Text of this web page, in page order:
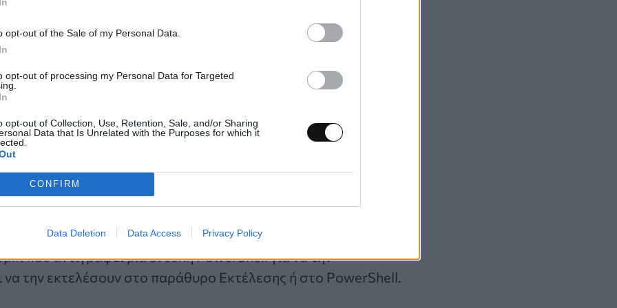
opt-out of the Sale of my Personal Data.
opt-out of processing my Personal Data for Targeted
opt-out of Collection, Use, Retention, Sale, and/or Sharing
Data that Is Unrelated with the Purposes for which it
CONFIRM
Data Deletion Data Access Privacy Policy
τομέα της υγειονομικής περίθαλψης έχουν επίσης
κακόβουλο κώδικα να ενσωματώνεται σε δημοφιλείς ιστοτόπους
το HEP2go.
ClickFix
πιστεύουν ότι το ClickFix στοχεύει χρήστες από τον
Η πρώτη αναφορά για το κακόβουλο λογισμικό έγινε τον Ιούνιο
ως ψευδείς σφάλματα των Google Chrome, Word
να εξαπατήσει τους χρήστες να κατεβάσουν κακόβουλο κώδικα.
καμπάνια, οι επιτιθέμενοι ζητούσαν από τα θύματα να
που αντιγράφει μια εντολή PowerShell για να την
να την εκτελέσουν στο παράθυρο Εκτέλεσης ή στο PowerShell.